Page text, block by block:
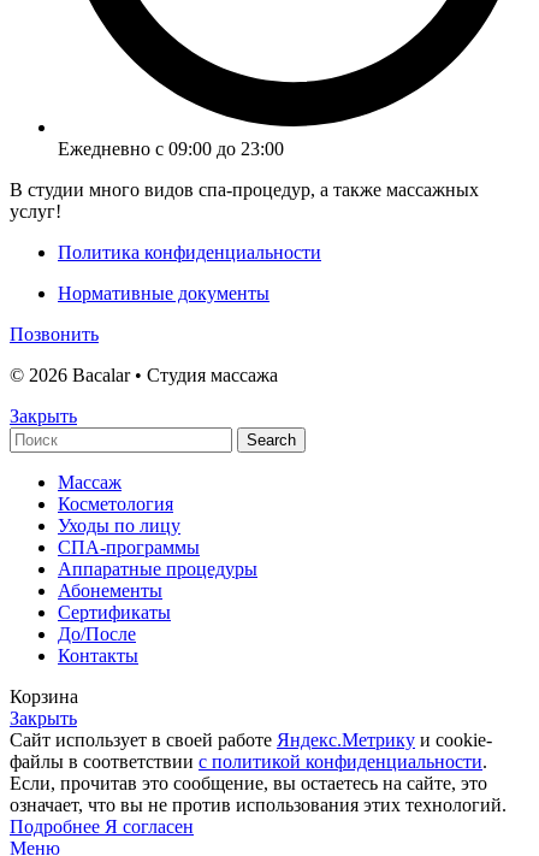
Ежедневно с 09:00 до 23:00
В студии много видов спа-процедур, а также массажных
услуг!
Политика конфиденциальности
Нормативные документы
Позвонить
© 2026 Bacalar • Студия массажа
Закрыть
Search
Массаж
Косметология
Уходы по лицу
СПА-программы
Аппаратные процедуры
Абонементы
Сертификаты
До/После
Контакты
Корзина
Закрыть
Сайт использует в своей работе Яндекс.Метрику и cookie-
файлы в соответствии с политикой конфиденциальности.
Если, прочитав это сообщение, вы остаетесь на сайте, это
означает, что вы не против использования этих технологий.
Подробнее Подробнее
Я согласен
Меню